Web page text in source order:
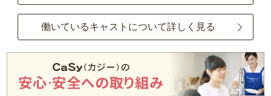
働いているキャストについて詳しく見る